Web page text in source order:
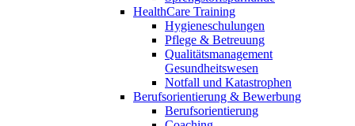
HealthCare Training
Hygieneschulungen
Pflege & Betreuung
Qualitätsmanagement
Gesundheitswesen
Notfall und Katastrophen
Berufsorientierung & Bewerbung
Berufsorientierung